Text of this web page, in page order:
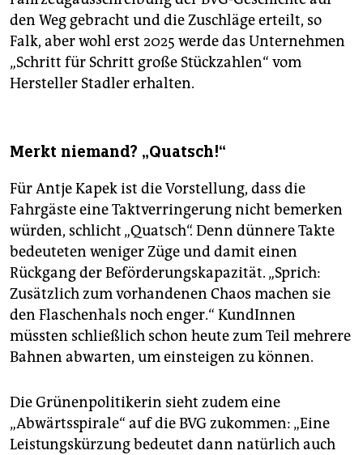
den Weg gebracht und die Zuschläge erteilt, so
Falk, aber wohl erst 2025 werde das Unternehmen
„Schritt für Schritt große Stückzahlen“ vom
Hersteller Stadler erhalten.
Merkt niemand? „Quatsch!“
Für Antje Kapek ist die Vorstellung, dass die
Fahrgäste eine Taktverringerung nicht bemerken
würden, schlicht „Quatsch“. Denn dünnere Takte
bedeuteten weniger Züge und damit einen
Rückgang der Beförderungskapazität. „Sprich:
Zusätzlich zum vorhandenen Chaos machen sie
den Flaschenhals noch enger.“ KundInnen
müssten schließlich schon heute zum Teil mehrere
Bahnen abwarten, um einsteigen zu können.
Die Grünenpolitikerin sieht zudem eine
„Abwärtsspirale“ auf die BVG zukommen: „Eine
Leistungskürzung bedeutet dann natürlich auch